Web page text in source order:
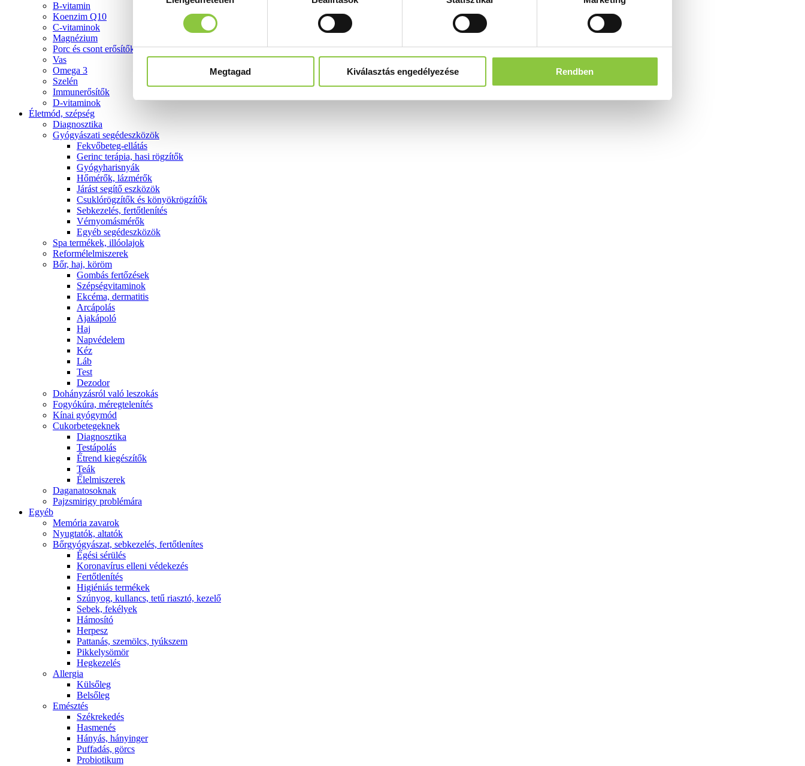
Megtagad Kiválasztás engedélyezése Rendben
B-vitamin
Koenzim Q10
C-vitaminok
Magnézium
Porc és csont erősítők
Vas
Omega 3
Szelén
Immunerősítők
D-vitaminok
Életmód, szépség
Diagnosztika
Gyógyászati segédeszközök
Fekvőbeteg-ellátás
Gerinc terápia, hasi rögzítők
Gyógyharisnyák
Hőmérők, lázmérők
Járást segítő eszközök
Csuklórögzítők és könyökrögzítők
Sebkezelés, fertőtlenítés
Vérnyomásmérők
Egyéb segédeszközök
Spa termékek, illóolajok
Reformélelmiszerek
Bőr, haj, köröm
Gombás fertőzések
Szépségvitaminok
Ekcéma, dermatitis
Arcápolás
Ajakápoló
Haj
Napvédelem
Kéz
Láb
Test
Dezodor
Dohányzásról való leszokás
Fogyókúra, méregtelenítés
Kínai gyógymód
Cukorbetegeknek
Diagnosztika
Testápolás
É́trend kiegészítők
Teák
É́lelmiszerek
Daganatosoknak
Pajzsmirigy problémára
Egyéb
Memória zavarok
Nyugtatók, altatók
Bőrgyógyászat, sebkezelés, fertőtlenítes
É́gési sérülés
Koronavírus elleni védekezés
Fertőtlenítés
Higiéniás termékek
Szúnyog, kullancs, tetű riasztó, kezelő
Sebek, fekélyek
Hámosító
Herpesz
Pattanás, szemölcs, tyúkszem
Pikkelysömör
Hegkezelés
Allergia
Külsőleg
Belsőleg
Emésztés
Székrekedés
Hasmenés
Hányás, hányinger
Puffadás, görcs
Probiotikum